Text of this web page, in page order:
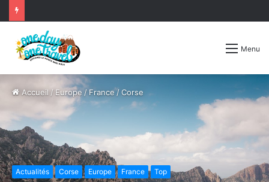
Menu
Accueil/Europe / France/Corse
Actualités Corse Europe France Top